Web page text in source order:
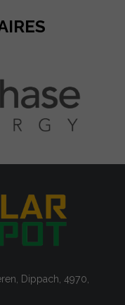
Dippach, 4970,